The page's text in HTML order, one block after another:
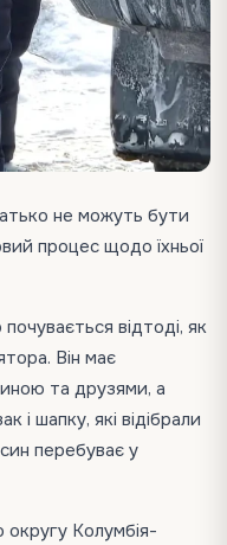
не можуть бути
процес щодо їхньої
відтоді, як
Він має
та друзями, а
і шапку, які відібрали
перебуває у
округу Колумбія-